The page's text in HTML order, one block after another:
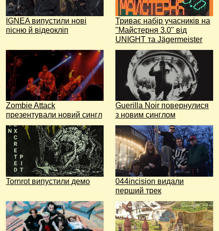
IGNEA випустили нові
пісню й відеокліп
Триває набір учасників на
"Майстерня 3.0" від
UNIGHT та Jägermeister
Zombie Attack
презентували новий сингл
Guerilla Noir повернулися
з новим синглом
Tornrot випустили демо
044incision видали
перший трек